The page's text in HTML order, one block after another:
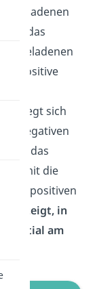
geladenen
als das
geladenen
positive
bewegt sich
negativen
dass das
somit die
positiven
zeigt, in
am